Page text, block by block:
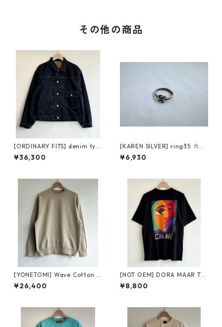
その他の商品
[ORDINARY FITS] denim typ
e 1st one wash オーディナリ
ーフィッツ デニムタイプファ
¥36,300
[KAREN SILVER] ring35 カレ
ンシルバー リング 18号
¥6,930
[YONETOMI] Wave Cotton K
nit P/O beige 95-264-003
ヨネトミ ウェーブ コットン ニ
¥26,400
[NOT OEM] DORA MAAR Tee
ノット オーイーエム ドラ マー
ティーblack
¥8,800